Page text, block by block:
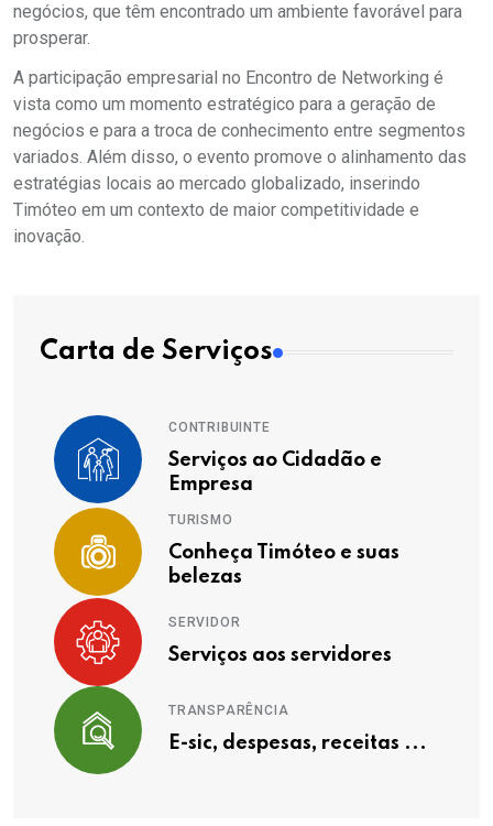
negócios, que têm encontrado um ambiente favorável para
prosperar.
A participação empresarial no Encontro de Networking é
vista como um momento estratégico para a geração de
negócios e para a troca de conhecimento entre segmentos
variados. Além disso, o evento promove o alinhamento das
estratégias locais ao mercado globalizado, inserindo
Timóteo em um contexto de maior competitividade e
inovação.
Carta de Serviços
CONTRIBUINTE
Serviços ao Cidadão e
Empresa
TURISMO
Conheça Timóteo e suas
belezas
SERVIDOR
Serviços aos servidores
TRANSPARÊNCIA
E-sic, despesas, receitas ...